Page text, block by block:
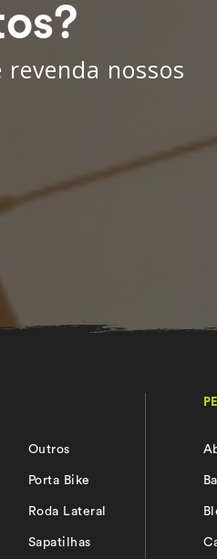
revenda nossos
Outros
Porta Bike
Roda Lateral
Sapatilhas